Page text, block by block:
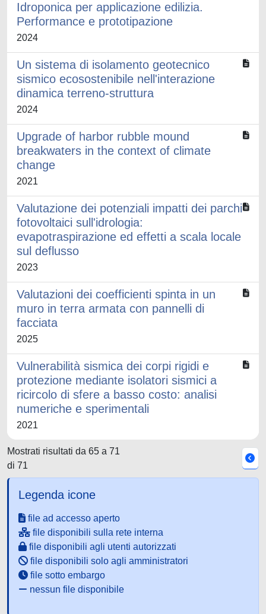
Idroponica per applicazione edilizia.
Performance e prototipazione
2024
Un sistema di isolamento geotecnico
sismico ecosostenibile nell'interazione
dinamica terreno-struttura
2024
Upgrade of harbor rubble mound
breakwaters in the context of climate
change
2021
Valutazione dei potenziali impatti dei parchi
fotovoltaici sull'idrologia:
evapotraspirazione ed effetti a scala locale
sul deflusso
2023
Valutazioni dei coefficienti spinta in un
muro in terra armata con pannelli di
facciata
2025
Vulnerabilità sismica dei corpi rigidi e
protezione mediante isolatori sismici a
ricircolo di sfere a basso costo: analisi
numeriche e sperimentali
2021
Mostrati risultati da 65 a 71
di 71
Legenda icone
file ad accesso aperto
file disponibili sulla rete interna
file disponibili agli utenti autorizzati
file disponibili solo agli amministratori
file sotto embargo
nessun file disponibile